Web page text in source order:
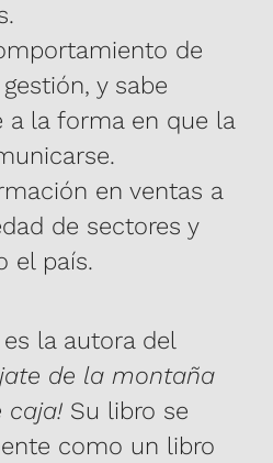
de
y sabe
a la forma en que la
en ventas a
de sectores y
el país.
la autora del
de la montaña
caja! Su libro se
como un libro